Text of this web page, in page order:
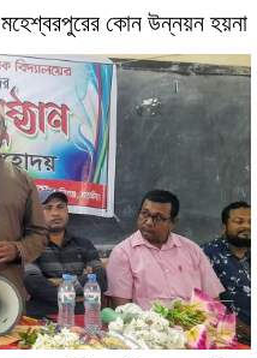
কোন উন্নয়ন হয়না